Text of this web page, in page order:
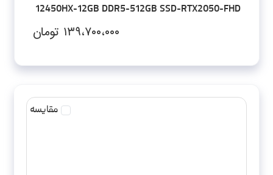
12450HX-12GB DDR5-512GB SSD-RTX2050-FHD
۱۳۹،۷۰۰،۰۰۰ تومان
مقایسه